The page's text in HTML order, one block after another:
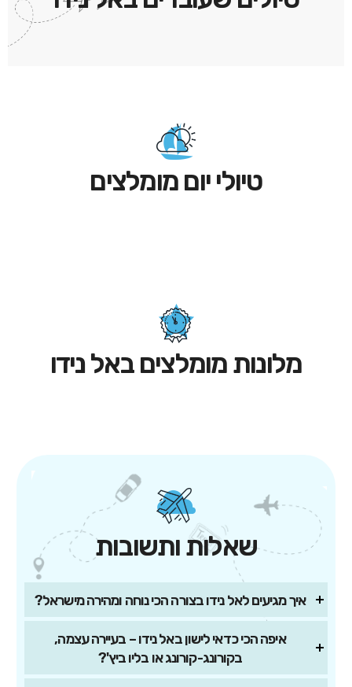
טיולי יום מומלצים
מלונות מומלצים באל נידו
שאלות ותשובות
איך מגיעים לאל נידו בצורה הכי נוחה ומהירה מישראל?
איפה הכי כדאי לישון באל נידו – בעיירה עצמה,
בקורונג-קורונג או בליו ביץ'?